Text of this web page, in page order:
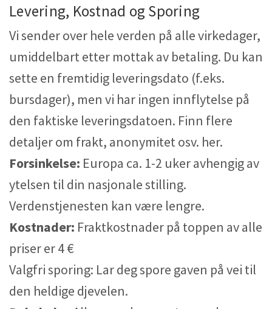
Levering, Kostnad og Sporing
Vi sender over hele verden på alle virkedager,
umiddelbart etter mottak av betaling. Du kan
sette en fremtidig leveringsdato (f.eks.
bursdager), men vi har ingen innflytelse på
den faktiske leveringsdatoen. Finn flere
detaljer om frakt, anonymitet osv. her.
Forsinkelse: Europa ca. 1-2 uker avhengig av
ytelsen til din nasjonale stilling.
Verdenstjenesten kan være lengre.
Kostnader: Fraktkostnader på toppen av alle
priser er 4 €
Valgfri sporing: Lar deg spore gaven på vei til
den heldige djevelen.